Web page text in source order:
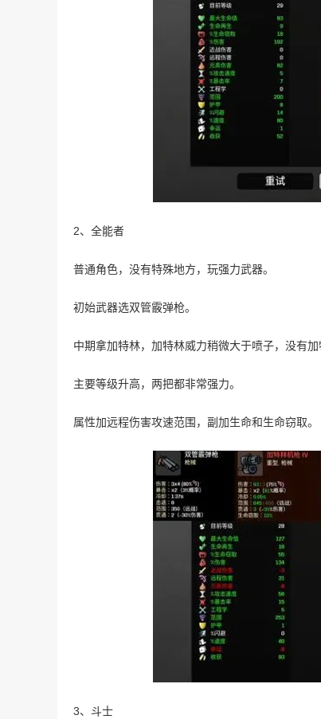
2、全能者
普通角色，没有特殊地方，玩强力武器。
初始武器选双管霰弹枪。
中期拿加特林，加特林威力稍微大于喷子，没有加
主要等级升高，两把都非常强力。
属性加远程伤害攻速范围，副加生命和生命窃取。
3、斗士